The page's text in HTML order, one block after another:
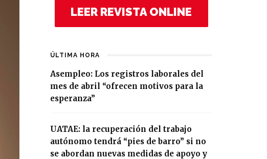
LEER REVISTA ONLINE
ÚLTIMA HORA
Asempleo: Los registros laborales del
mes de abril “ofrecen motivos para la
esperanza”
UATAE: la recuperación del trabajo
autónomo tendrá “pies de barro” si no
se abordan nuevas medidas de apoyo y